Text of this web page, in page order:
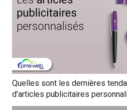
Quelles sont les dernières
d’articles publicitaires